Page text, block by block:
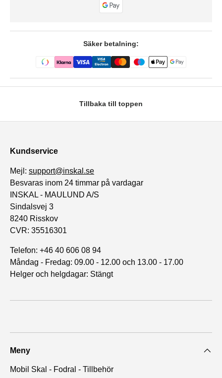
Säker betalning:
Tillbaka till toppen
Kundservice
Mejl: support@inskal.se
Besvaras inom 24 timmar på vardagar
INSKAL - MAULUND A/S
Sindalsvej 3
8240 Risskov
CVR: 35516301
Telefon: +46 40 606 08 94
Måndag - Fredag: 09.00 - 12.00 och 13.00 - 17.00
Helger och helgdagar: Stängt
Meny
Mobil Skal - Fodral - Tillbehör